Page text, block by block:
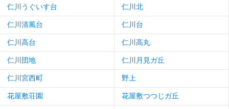
仁川うぐいす台 仁川北
仁川清風台 仁川台
仁川高台 仁川高丸
仁川団地 仁川月見ガ丘
仁川宮西町 野上
花屋敷荘園 花屋敷つつじガ丘